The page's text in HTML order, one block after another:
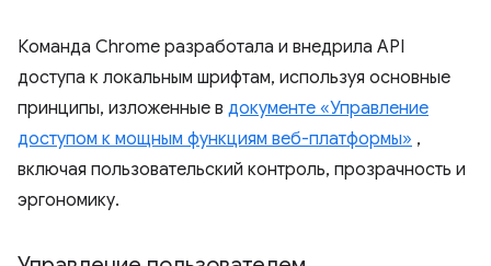
Команда Chrome разработала и внедрила API
доступа к локальным шрифтам, используя основные
принципы, изложенные в документе «Управление
доступом к мощным функциям веб-платформы» ,
включая пользовательский контроль, прозрачность и
эргономику.